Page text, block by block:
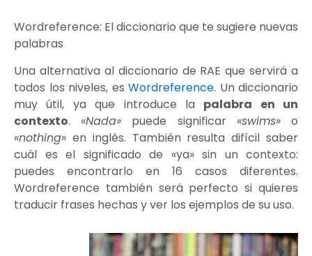
Wordreference: El diccionario que te sugiere nuevas
palabras
Una alternativa al diccionario de RAE que servirá a
todos los niveles, es Wordreference. Un diccionario
muy útil, ya que introduce la palabra en un
contexto. «Nada» puede significar «swims»o
«nothing» en inglés. También resulta difícil saber
cuál es el significado de «ya» sin un contexto:
puedes encontrarlo en 16 casos diferentes.
Wordreference también será perfecto si quieres
traducir frases hechas y ver los ejemplos de su uso.